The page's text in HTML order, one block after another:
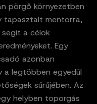
pörgő környezetben
tapasztalt mentorra,
a célok
Egy
azonban
a legtöbben egyedül
sűrűjében. Az
helyben toporgás